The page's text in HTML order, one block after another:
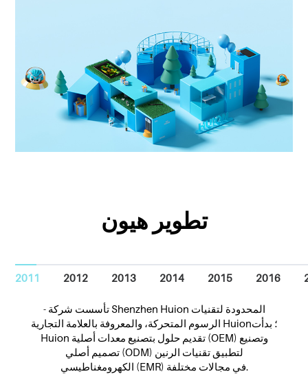
تطوير هيون
2011 2012 2013 2014 2015 2016
- تأسست شركة Shenzhen Huion المحدودة لتقنيات
الرسوم المتحركة، والمعروفة بالعلامة التجارية Huion؛ بدأت
Huion تقديم حلول بتصنيع معدات أصلية (OEM) وتصنيع
تصميم أصلي (ODM) لتطبيق تقنيات الرنين
الكهرومغناطيسي (EMR) في مجالات مختلفة.